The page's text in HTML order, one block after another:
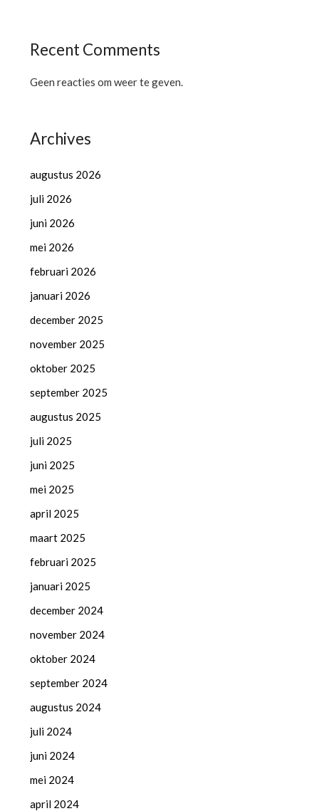
Recent Comments
Geen reacties om weer te geven.
Archives
augustus 2026
juli 2026
juni 2026
mei 2026
februari 2026
januari 2026
december 2025
november 2025
oktober 2025
september 2025
augustus 2025
juli 2025
juni 2025
mei 2025
april 2025
maart 2025
februari 2025
januari 2025
december 2024
november 2024
oktober 2024
september 2024
augustus 2024
juli 2024
juni 2024
mei 2024
april 2024